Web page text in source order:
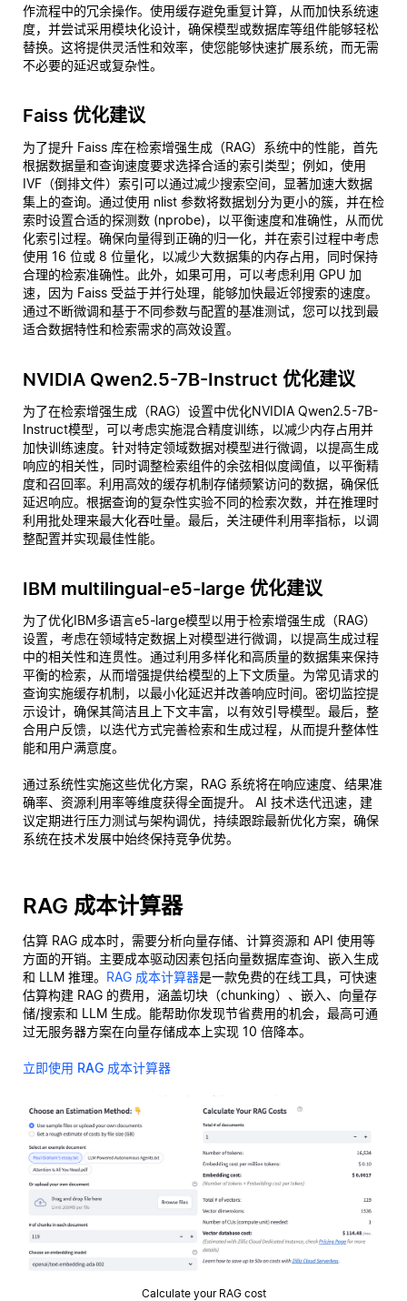
作流程中的冗余操作。使用缓存避免重复计算，从而加快系统速
度，并尝试采用模块化设计，确保模型或数据库等组件能够轻松
替换。这将提供灵活性和效率，使您能够快速扩展系统，而无需
不必要的延迟或复杂性。
Faiss 优化建议
为了提升 Faiss 库在检索增强生成（RAG）系统中的性能，首先
根据数据量和查询速度要求选择合适的索引类型；例如，使用
IVF（倒排文件）索引可以通过减少搜索空间，显著加速大数据
集上的查询。通过使用 nlist 参数将数据划分为更小的簇，并在检
索时设置合适的探测数 (nprobe)，以平衡速度和准确性，从而优
化索引过程。确保向量得到正确的归一化，并在索引过程中考虑
使用 16 位或 8 位量化，以减少大数据集的内存占用，同时保持
合理的检索准确性。此外，如果可用，可以考虑利用 GPU 加
速，因为 Faiss 受益于并行处理，能够加快最近邻搜索的速度。
通过不断微调和基于不同参数与配置的基准测试，您可以找到最
适合数据特性和检索需求的高效设置。
NVIDIA Qwen2.5-7B-Instruct 优化建议
为了在检索增强生成（RAG）设置中优化NVIDIA Qwen2.5-7B-
Instruct模型，可以考虑实施混合精度训练，以减少内存占用并
加快训练速度。针对特定领域数据对模型进行微调，以提高生成
响应的相关性，同时调整检索组件的余弦相似度阈值，以平衡精
度和召回率。利用高效的缓存机制存储频繁访问的数据，确保低
延迟响应。根据查询的复杂性实验不同的检索次数，并在推理时
利用批处理来最大化吞吐量。最后，关注硬件利用率指标，以调
整配置并实现最佳性能。
IBM multilingual-e5-large 优化建议
为了优化IBM多语言e5-large模型以用于检索增强生成（RAG）
设置，考虑在领域特定数据上对模型进行微调，以提高生成过程
中的相关性和连贯性。通过利用多样化和高质量的数据集来保持
平衡的检索，从而增强提供给模型的上下文质量。为常见请求的
查询实施缓存机制，以最小化延迟并改善响应时间。密切监控提
示设计，确保其简洁且上下文丰富，以有效引导模型。最后，整
合用户反馈，以迭代方式完善检索和生成过程，从而提升整体性
能和用户满意度。
通过系统性实施这些优化方案，RAG 系统将在响应速度、结果准
确率、资源利用率等维度获得全面提升。 AI 技术迭代迅速，建
议定期进行压力测试与架构调优，持续跟踪最新优化方案，确保
系统在技术发展中始终保持竞争优势。
RAG 成本计算器
估算 RAG 成本时，需要分析向量存储、计算资源和 API 使用等
方面的开销。主要成本驱动因素包括向量数据库查询、嵌入生成
和 LLM 推理。 RAG 成本计算器是一款免费的在线工具，可快速
估算构建 RAG 的费用，涵盖切块（chunking）、嵌入、向量存
储/搜索和 LLM 生成。能帮助你发现节省费用的机会，最高可通
过无服务器方案在向量存储成本上实现 10 倍降本。
立即使用 RAG 成本计算器
Calculate your RAG cost